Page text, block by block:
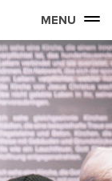
MENU